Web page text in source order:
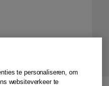
te personaliseren, om
websiteverkeer te